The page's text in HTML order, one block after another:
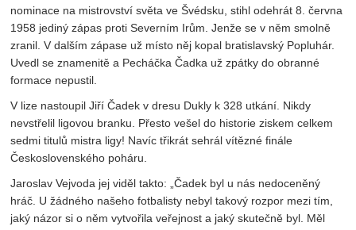
nominace na mistrovství světa ve Švédsku, stihl odehrát 8. června
1958 jediný zápas proti Severním Irům. Jenže se v něm smolně
zranil. V dalším zápase už místo něj kopal bratislavský Popluhár.
Uvedl se znamenitě a Pecháčka Čadka už zpátky do obranné
formace nepustil.
V lize nastoupil Jiří Čadek v dresu Dukly k 328 utkání. Nikdy
nevstřelil ligovou branku. Přesto vešel do historie ziskem celkem
sedmi titulů mistra ligy! Navíc třikrát sehrál vítězné finále
Československého poháru.
Jaroslav Vejvoda jej viděl takto: „Čadek byl u nás nedoceněný
hráč. U žádného našeho fotbalisty nebyl takový rozpor mezi tím,
jaký názor si o něm vytvořila veřejnost a jaký skutečně byl. Měl